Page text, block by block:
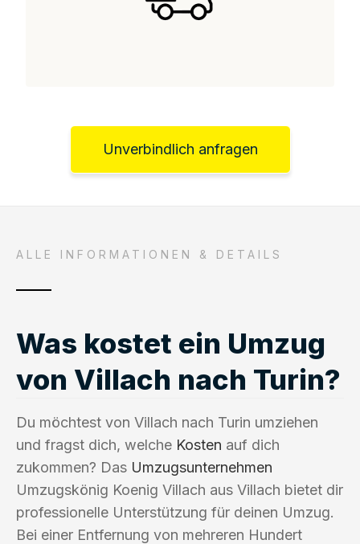
Unverbindlich anfragen
ALLE INFORMATIONEN & DETAILS
Was kostet ein Umzug
von Villach nach Turin?
Du möchtest von Villach nach Turin umziehen
und fragst dich, welche Kosten auf dich
zukommen? Das Umzugsunternehmen
Umzugskönig Koenig Villach aus Villach bietet dir
professionelle Unterstützung für deinen Umzug.
Bei einer Entfernung von mehreren Hundert